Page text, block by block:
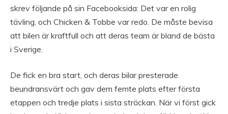
skrev följande på sin Facebooksida: Det var en rolig
tävling, och Chicken & Tobbe var redo. De måste bevisa
att bilen är kraftfull och att deras team är bland de bästa
i Sverige.
De fick en bra start, och deras bilar presterade
beundransvärt och gav dem femte plats efter första
etappen och tredje plats i sista sträckan. När vi först gick